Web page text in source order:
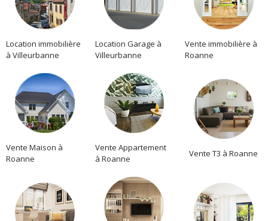
Location immobilière
à Villeurbanne
Location Garage à
Villeurbanne
Vente immobilière à
Roanne
Vente Maison à
Roanne
Vente Appartement
à Roanne
Vente T3 à Roanne